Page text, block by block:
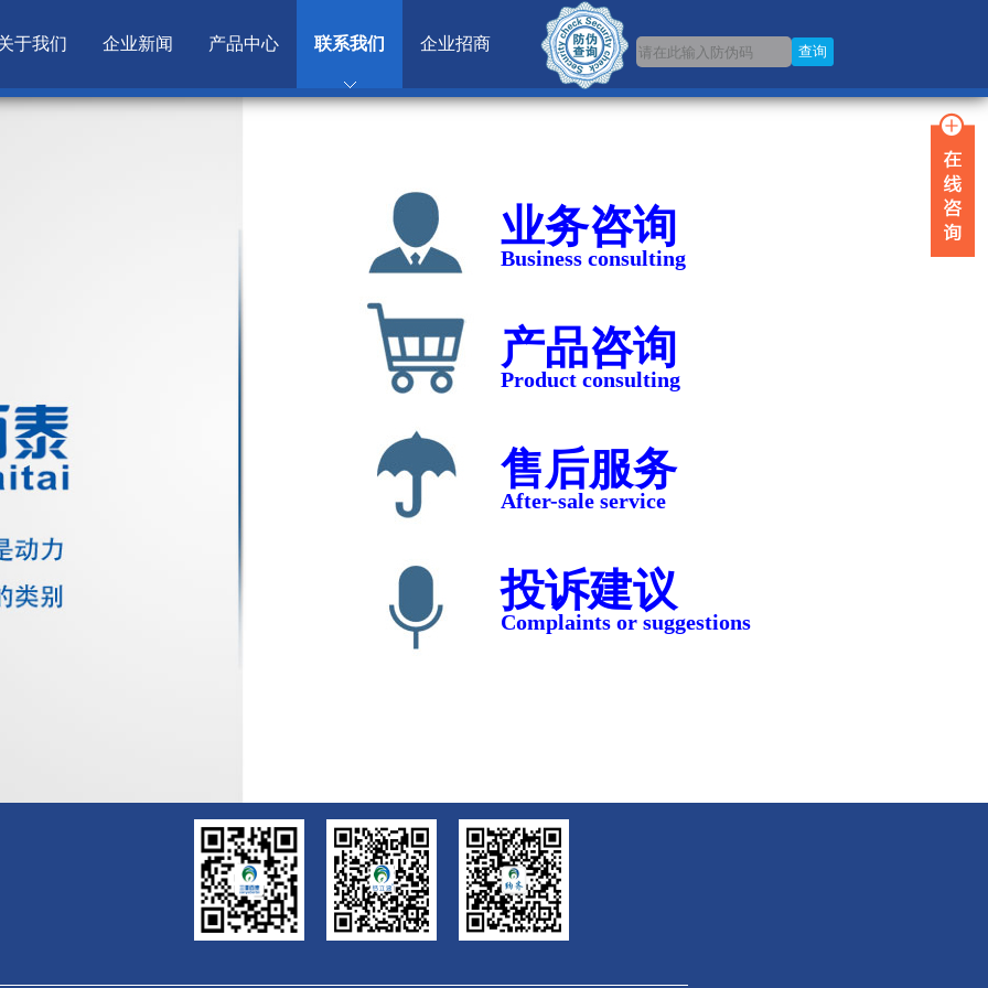
于我们 企业新闻 产品中心 联系我们 企业招商
业务咨询
Business consulting
产品咨询
Product consulting
售后服务
After-sale service
投诉建议
Complaints or suggestions